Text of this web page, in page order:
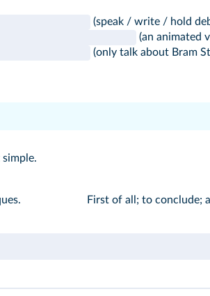
(speak / write / hold
(an animated
(only talk about Bram
First of all; to conclude;